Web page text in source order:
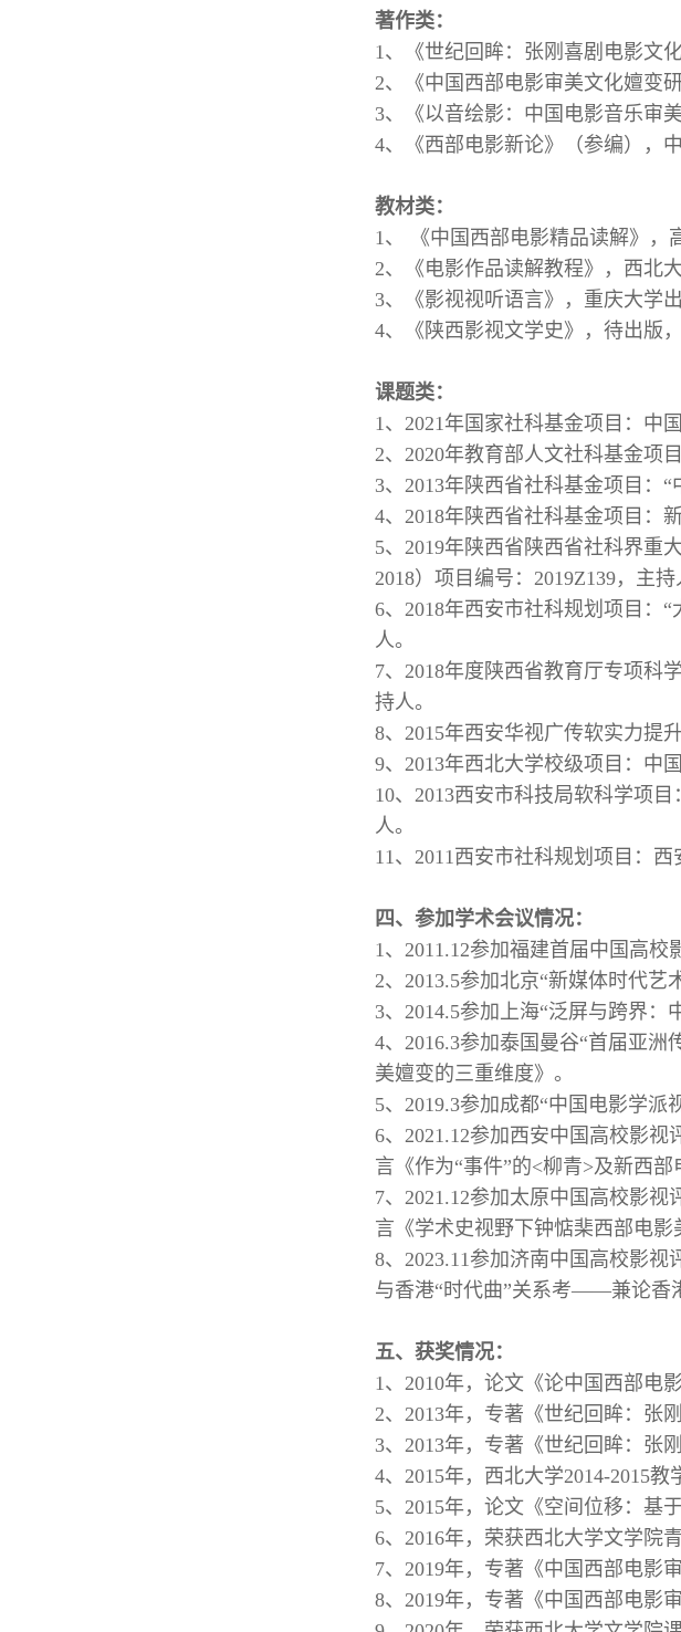
著作类：
1、《世纪回眸：张刚喜剧电影文
2、《中国西部电影审美文化嬗变
3、《以音绘影：中国电影音乐审
4、《西部电影新论》（参编），
教材类：
1、 《中国西部电影精品读解》，
2、《电影作品读解教程》，西北
3、《影视视听语言》，重庆大学
4、《陕西影视文学史》，待出版，
课题类：
1、2021年国家社科基金项目：中
2、2020年教育部人文社科基金项
3、2013年陕西省社科基金项目：
4、2018年陕西省社科基金项目：
5、2019年陕西省陕西省社科界重
2018）项目编号：2019Z139，主持
6、2018年西安市社科规划项目：
人。
7、2018年度陕西省教育厅专项科
持人。
8、2015年西安华视广传软实力提
9、2013年西北大学校级项目：中
10、2013西安市科技局软科学项
人。
11、2011西安市社科规划项目：
四、参加学术会议情况：
1、2011.12参加福建首届中国高
2、2013.5参加北京“新媒体时代艺
3、2014.5参加上海“泛屏与跨界：
4、2016.3参加泰国曼谷“首届亚
美嬗变的三重维度》。
5、2019.3参加成都“中国电影学
6、2021.12参加西安中国高校影
言《作为“事件”的<柳青>及新西部
7、2021.12参加太原中国高校影
言《学术史视野下钟惦棐西部电
8、2023.11参加济南中国高校影
与香港“时代曲”关系考——兼论香
五、获奖情况：
1、2010年，论文《论中国西部电
2、2013年，专著《世纪回眸：张
3、2013年，专著《世纪回眸：张
4、2015年，西北大学2014-2015教
5、2015年，论文《空间位移：基
6、2016年，荣获西北大学文学院
7、2019年，专著《中国西部电影
8、2019年，专著《中国西部电影